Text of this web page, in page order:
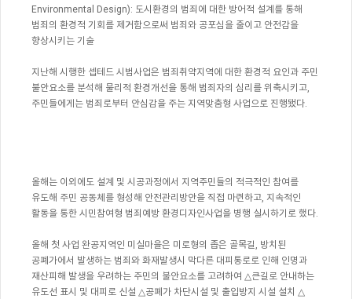
Environmental Design): 도시환경의 범죄에 대한 방어적 설계를 통해
범죄의 환경적 기회를 제거함으로써 범죄와 공포심을 줄이고 안전감을
향상시키는 기술
지난해 시행한 셉테드 시범사업은 범죄취약지역에 대한 환경적 요인과 주민
불안요소를 분석해 물리적 환경개선을 통해 범죄자의 심리를 위축시키고,
주민들에게는 범죄로부터 안심감을 주는 지역맞춤형 사업으로 진행됐다.
올해는 이외에도 설계 및 시공과정에서 지역주민들의 적극적인 참여를
유도해 주민 공동체를 형성해 안전관리방안을 직접 마련하고, 지속적인
활동을 통한 시민참여형 범죄예방 환경디자인사업을 병행 실시하기로 했다.
올해 첫 사업 완공지역인 미실마을은 미로형의 좁은 골목길 , 방치된
공폐가에서 발생하는 범죄와 화재발생시 막다른 대피통로로 인해 인명과
재산피해 발생을 우려하는 주민의 불안요소를 고려하여 △큰길로 안내하는
유도선 표시 및 대피로 신설 △공폐가 차단시설 및 출입방지 시설 설치 △